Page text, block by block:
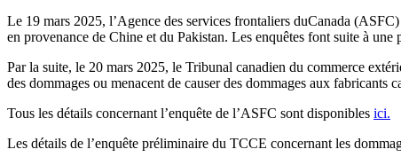
Le 19 mars 2025, l’Agence des services frontaliers duCanada
en provenance de Chine et du Pakistan. Les enquêtes font suite à
Par la suite, le 20 mars 2025, le Tribunal canadien du commerce
des dommages ou menacent de causer des dommages aux
Tous les détails concernant l’enquête de l’ASFC sont disponibles ici.
Les détails de l’enquête préliminaire du TCCE concernant les